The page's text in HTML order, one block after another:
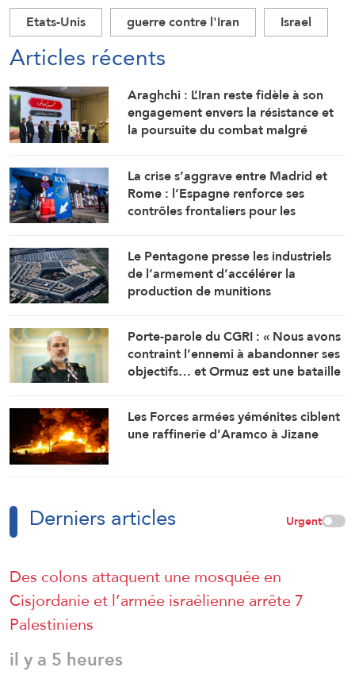
Etats-Unis guerre contre l'Iran Israel
Articles récents
Araghchi : L’Iran reste fidèle à son
engagement envers la résistance et
la poursuite du combat malgré
La crise s’aggrave entre Madrid et
Rome : l’Espagne renforce ses
contrôles frontaliers pour les
Le Pentagone presse les industriels
de l’armement d’accélérer la
production de munitions
Porte-parole du CGRI : « Nous avons
contraint l’ennemi à abandonner ses
objectifs… et Ormuz est une bataille
Les Forces armées yéménites ciblent
une raffinerie d’Aramco à Jizane
Derniers articles Urgent
Des colons attaquent une mosquée en
Cisjordanie et l’armée israélienne arrête 7
Palestiniens
il y a 5 heures